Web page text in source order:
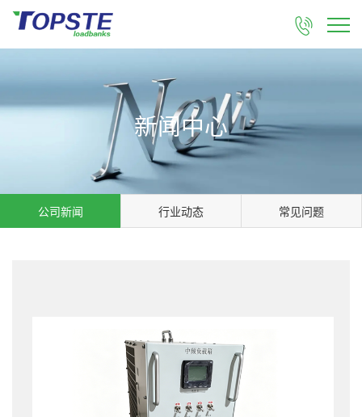

新闻中心
公司新闻 行业动态 常见问题